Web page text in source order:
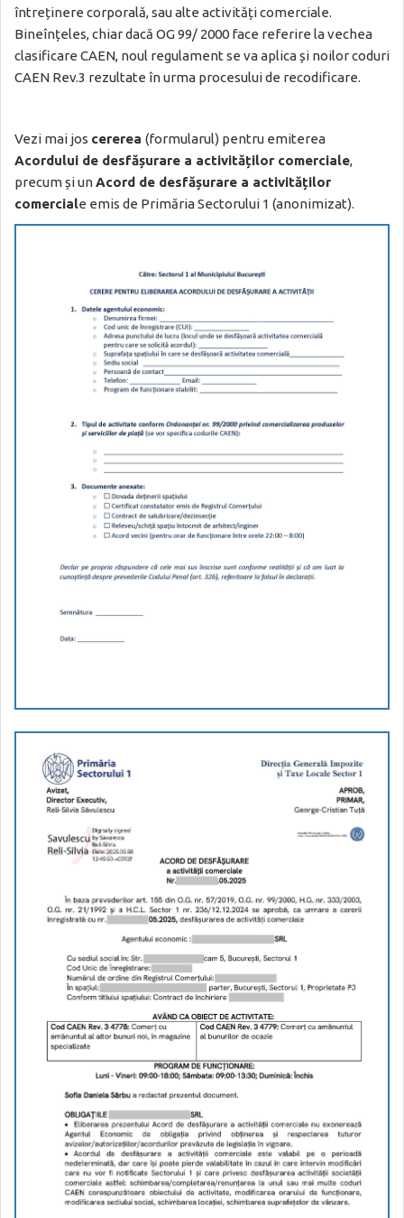
întreținere corporală, sau alte activități comerciale.
Bineînțeles, chiar dacă OG 99/ 2000 face referire la vechea
clasificare CAEN, noul regulament se va aplica și noilor coduri
CAEN Rev.3 rezultate în urma procesului de recodificare.
Vezi mai jos cererea (formularul) pentru emiterea
Acordului de desfășurare a activităților comerciale,
precum și unAcord de desfășurare a activităților
comerciale emis de Primăria Sectorului 1 (anonimizat).